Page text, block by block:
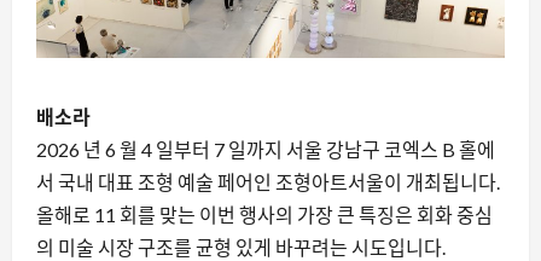
배소라
2026 년 6 월 4 일부터 7 일까지 서울 강남구 코엑스 B 홀에
서 국내 대표 조형 예술 페어인 조형아트서울이 개최됩니다.
올해로 11 회를 맞는 이번 행사의 가장 큰 특징은 회화 중심
의 미술 시장 구조를 균형 있게 바꾸려는 시도입니다.